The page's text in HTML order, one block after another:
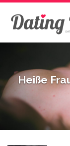
Skip
main
Heiße